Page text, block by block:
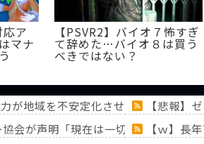
ア
マナ
【PSVR2】バイオ７怖すぎ
て辞めた…バイオ８は買う
べきではない？
が地域を不安定化させている」と
【悲報】
会が声明「現在は一切発生していな
【ｗ】長